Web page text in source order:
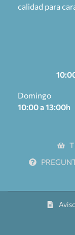
calidad para
Domingo
10:00 a 13:00h